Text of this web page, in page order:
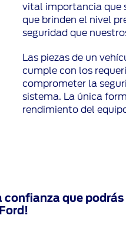
vital importancia que
que brinden el nivel
seguridad que
Las piezas de un
cumple con los
comprometer la
sistema. La única
rendimiento del
que
Ford!